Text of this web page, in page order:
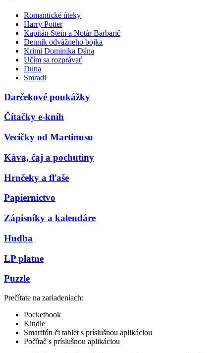
Romantické úteky
Harry Potter
Kapitán Stein a Notár Barbarič
Denník odvážneho bojka
Krimi Dominika Dána
Učím sa rozprávať
Duna
Smradi
Darčekové poukážky
Čítačky e-kníh
Vecičky od Martinusu
Káva, čaj a pochutiny
Hrnčeky a fľaše
Papiernictvo
Zápisníky a kalendáre
Hudba
LP platne
Puzzle
Prečítate na zariadeniach:
Pocketbook
Kindle
Smartfón či tablet s príslušnou aplikáciou
Počítač s príslušnou aplikáciou